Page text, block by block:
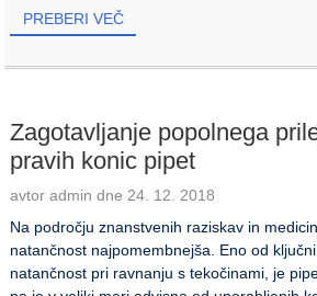
PREBERI VEČ
Zagotavljanje popolnega
pravih konic pipet
avtor admin dne 24. 12. 2018
Na področju znanstvenih raziskav in
natančnost najpomembnejša. Eno od
natančnost pri ravnanju s tekočinami, je